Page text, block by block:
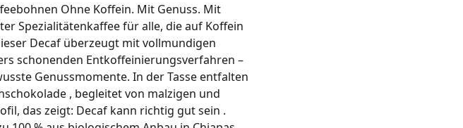
Ohne Koffein. Mit Genuss. Mit
Spezialitätenkaffee für alle, die auf Koffein
Decaf überzeugt mit vollmundigen
schonenden Entkoffeinierungsverfahren –
Genussmomente. In der Tasse entfalten
, begleitet von malzigen und
das zeigt: Decaf kann richtig gut sein .